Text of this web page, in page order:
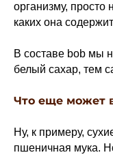
организму, просто
каких она
В составе bob мы
белый сахар, тем
Что еще может
Ну, к примеру,
пшеничная мука.